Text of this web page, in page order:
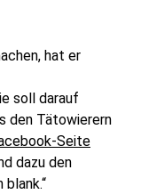
hat er
soll darauf
den Tätowierern
Seite
dazu den